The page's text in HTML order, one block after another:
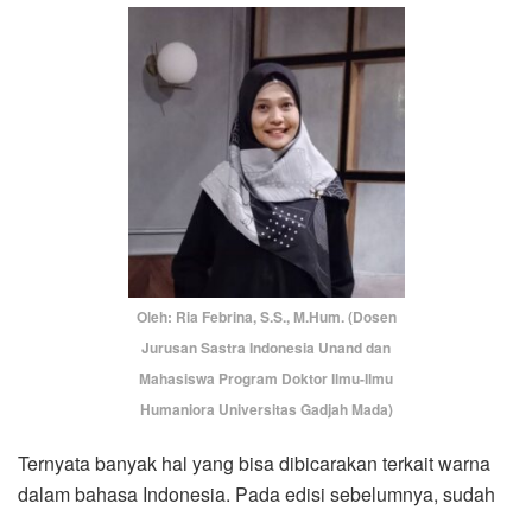
Oleh: Ria Febrina, S.S., M.Hum. (Dosen
Jurusan Sastra Indonesia Unand dan
Mahasiswa Program Doktor Ilmu-Ilmu
Humaniora Universitas Gadjah Mada)
Ternyata banyak hal yang bisa dibicarakan terkait warna
dalam bahasa Indonesia. Pada edisi sebelumnya, sudah